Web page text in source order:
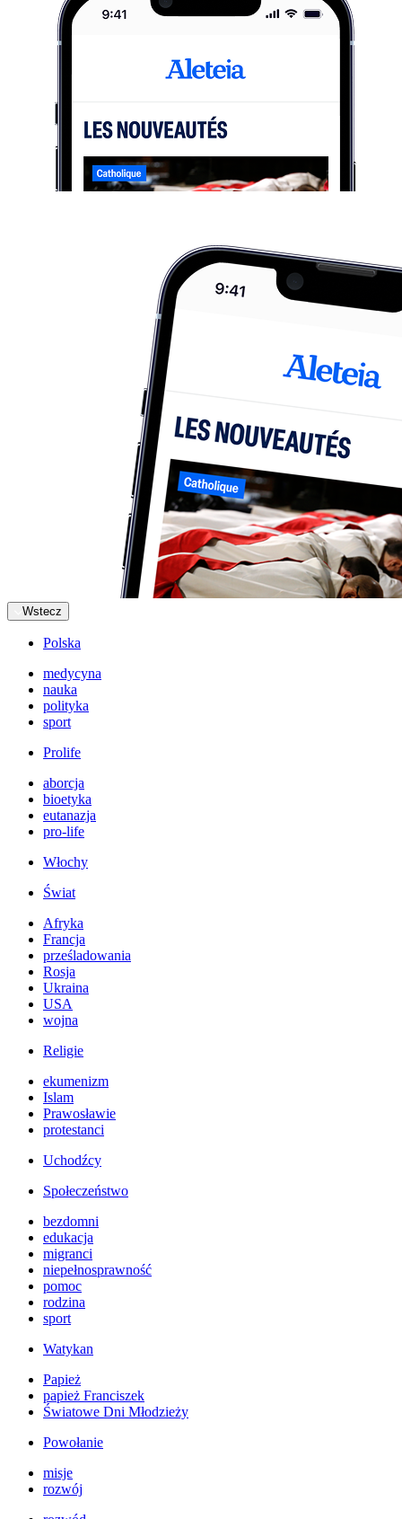
Wstecz
Polska
medycyna
nauka
polityka
sport
Prolife
aborcja
bioetyka
eutanazja
pro-life
Włochy
Świat
Afryka
Francja
prześladowania
Rosja
Ukraina
USA
wojna
Religie
ekumenizm
Islam
Prawosławie
protestanci
Uchodźcy
Społeczeństwo
bezdomni
edukacja
migranci
niepełnosprawność
pomoc
rodzina
sport
Watykan
Papież
papież Franciszek
Światowe Dni Młodzieży
Powołanie
misje
rozwój